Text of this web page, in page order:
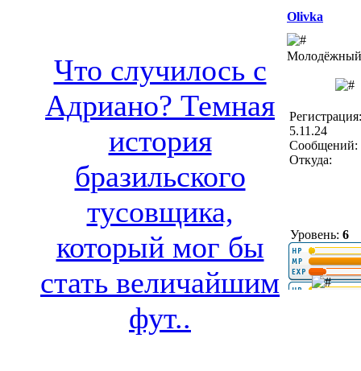
Что случилось с
Адриано? Темная
история
бразильского
тусовщика,
который мог бы
стать величайшим
фут..
Olivka
Молодёжный
Регистрация:
5.11.24
Сообщений:
Откуда:
Уровень: 6